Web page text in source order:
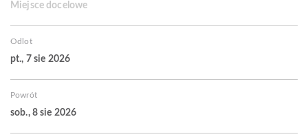
Miejsce docelowe
Odlot
pt., 7 sie 2026
Powrót
sob., 8 sie 2026